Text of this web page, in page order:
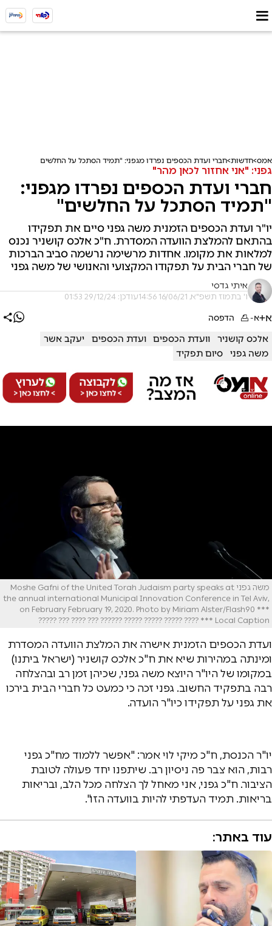
אמס חדשות חברי ועדת הכספים נפרדו מגפני: "תמיד הסתכל על החלשים"
גפני: "אני אחזור לכאן מהר"
חברי ועדת הכספים נפרדו מגפני:
"תמיד הסתכל על החלשים"
יו"ר ועדת הכספים הזמנית משה גפני סיים את תפקידו
בהתאם להמלצת הוועדה המסדרת. ח"כ אלכס קושניר נכנס
למלאות את מקומו. אחדות מרשימה נרשמה סביב הברכות
של חברי הבית על תפקודו המקצועי והאנושי של משה גפני
איתי גדסי
ו' בתמוז תשפ"א, 16/06/21 14:56 עודכן: 29/12/24 01:53
א+א- הדפסה
אלכס קושניר וועדת הכספים ועדת הכספים
יעקב אשר
משה גפני
סיום תפקיד
משה גפני Moshe Gafni of the United Torah Judaism party speaks at
the annual international Municipal Innovation Conference in Tel Aviv,
on February February 19, 2020. Photo by Miriam Alster/Flash90 ***
Local Caption *** ???? ????? ????? ????? ?????? ??? ???? ??? ?????
ועדת הכספים הזמנית אישרה את המלצת הוועדה המסדרת
ומינתה במהירות שיא את ח"כ אלכס קושניר (ישראל ביתנו)
במקומו של היו"ר היוצא משה גפני, שכיהן זמן רב ובהצלחה
רבה בתפקיד החשוב. גפני זכה כי כמעט כל חברי הבית בירכו
את גפני על תפקידו כיו"ר הועדה.
יו"ר הכנסת, ח"כ מיקי לוי אמר: "אפשר ללמוד מח"כ גפני
רבות, הוא צבר פה ניסיון רב. שיתפנו יחד פעולה לטובת
הציבור. ח"כ גפני, אני מאחל לך הצלחה מכל הלב, ובריאות
בריאות. תמיד העדפתי להיות בוועדה הזו".
עוד באתר: